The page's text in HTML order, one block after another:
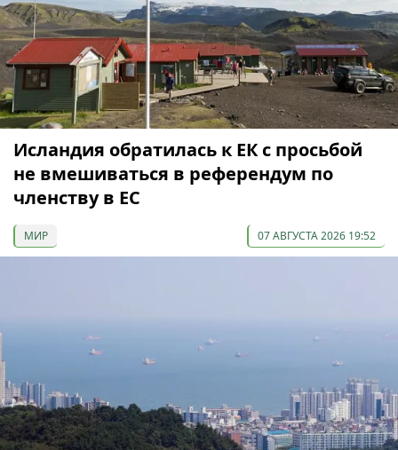
Исландия обратилась к ЕК с просьбой
не вмешиваться в референдум по
членству в ЕС
МИР 07 АВГУСТА 2026 19:52